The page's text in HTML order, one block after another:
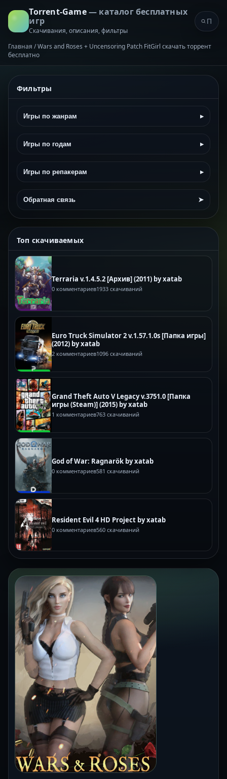
Torrent-Game— каталог бесплатных
игр
Скачивания, описания, фильтры
Главная /Wars and Roses + Uncensoring Patch FitGirl скачать торрент
бесплатно
Фильтры
Игры по жанрам ▸
Игры по годам ▸
Игры по репакерам ▸
Обратная связь ➤
Топ скачиваемых
Terraria v.1.4.5.2 [Архив] (2011) by xatab
0 комментариев1933 скачиваний
Euro Truck Simulator 2 v.1.57.1.0s [Папка игры]
(2012) by xatab
2 комментариев1096 скачиваний
Grand Theft Auto V Legacy v.3751.0 [Папка
игры (Steam)] (2015) by xatab
1 комментариев763 скачиваний
God of War: Ragnarök by xatab
0 комментариев581 скачиваний
Resident Evil 4 HD Project by xatab
0 комментариев560 скачиваний